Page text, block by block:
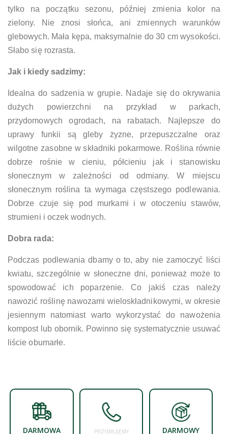
tylko na początku sezonu, później zmienia kolor na
zielony. Nie znosi słońca, ani zmiennych warunków
glebowych. Mała kępa, maksymalnie do 30 cm wysokości.
Słabo się rozrasta.
Jak i kiedy sadzimy:
Idealna do sadzenia w grupie. Nadaje się do okrywania
dużych powierzchni na przykład w parkach,
przydomowych ogrodach, na rabatach. Najlepsze do
uprawy funkii są gleby żyzne, przepuszczalne oraz
wilgotne zasobne w składniki pokarmowe. Roślina równie
dobrze rośnie w cieniu, półcieniu jak i stanowisku
słonecznym w zależności od odmiany. W miejscu
słonecznym roślina ta wymaga częstszego podlewania.
Dobrze czuje się pod murkami i w otoczeniu stawów,
strumieni i oczek wodnych.
Dobra rada:
Podczas podlewania dbamy o to, aby nie zamoczyć liści
kwiatu, szczególnie w słoneczne dni, ponieważ może to
spowodować ich poparzenie. Co jakiś czas należy
nawozić roślinę nawozami wieloskładnikowymi, w okresie
jesiennym natomiast warto wykorzystać do nawożenia
kompost lub obornik. Powinno się systematycznie usuwać
liście obumarłe.
DARMOWA PRZYJMUJEMY DARMOWY